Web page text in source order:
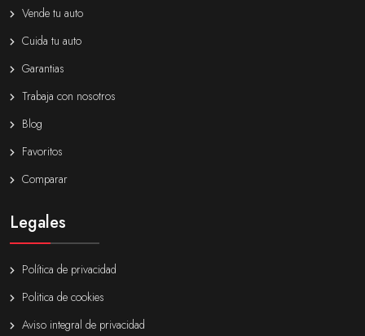
Vende tu auto
Cuida tu auto
Garantias
Trabaja con nosotros
Blog
Favoritos
Comparar
Legales
Política de privacidad
Politica de cookies
Aviso integral de privacidad